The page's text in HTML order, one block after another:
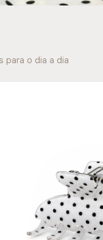
para o dia a dia